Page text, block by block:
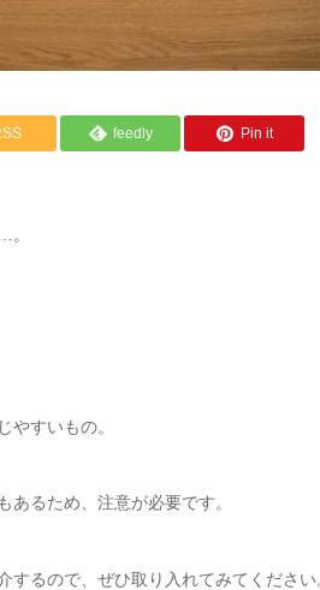
feedly Pin it
。
やすいもの。
るため、注意が必要です。
るので、ぜひ取り入れてみてください